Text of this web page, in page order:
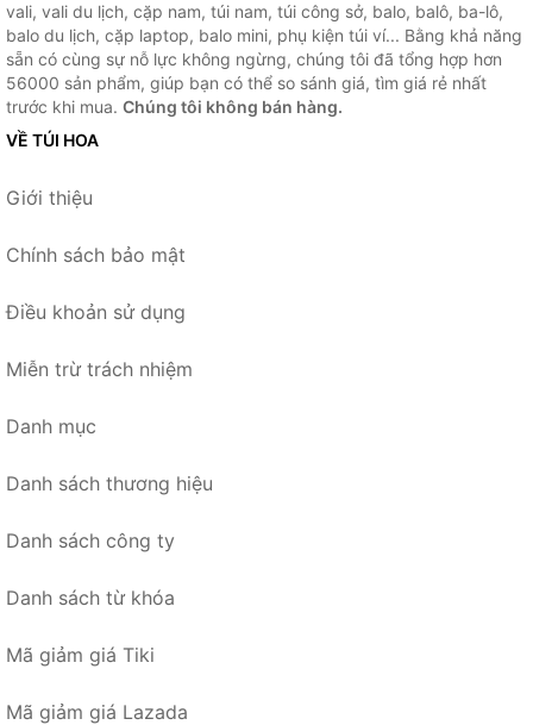
vali, vali du lịch, cặp nam, túi nam, túi công sở, balo, balô, ba-lô,
balo du lịch, cặp laptop, balo mini, phụ kiện túi ví... Bằng khả năng
sẵn có cùng sự nỗ lực không ngừng, chúng tôi đã tổng hợp hơn
56000 sản phẩm, giúp bạn có thể so sánh giá, tìm giá rẻ nhất
trước khi mua. Chúng tôi không bán hàng.
VỀ TÚI HOA
Giới thiệu
Chính sách bảo mật
Điều khoản sử dụng
Miễn trừ trách nhiệm
Danh mục
Danh sách thương hiệu
Danh sách công ty
Danh sách từ khóa
Mã giảm giá Tiki
Mã giảm giá Lazada